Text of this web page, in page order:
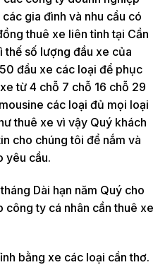
gia đình và nhu cầu có
thuê xe liên tỉnh tại Cần
thế số lượng đầu xe của
đầu xe các loại để phục
từ 4 chỗ 7 chỗ 16 chỗ 29
các loại đủ mọi loại
thuê xe vì vậy Quý khách
cho chúng tôi để nắm và
yêu cầu.
Dài hạn năm Quý cho
công ty cá nhân cần thuê xe
bằng xe các loại cần thơ.